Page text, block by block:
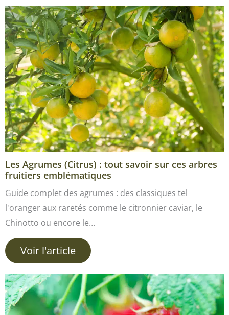
Les Agrumes (Citrus) : tout savoir sur ces arbres
fruitiers emblématiques
Guide complet des agrumes : des classiques tel
l'oranger aux raretés comme le citronnier caviar, le
Chinotto ou encore le…
Voir l'article